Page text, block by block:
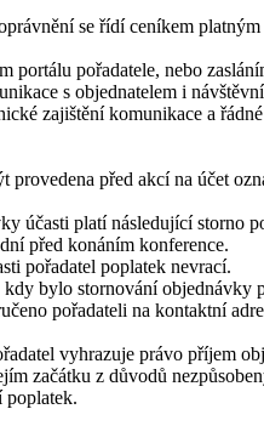
se řídí ceníkem
portálu pořadatele, nebo
s objednatelem i
zajištění komunikace a
provedena před akcí na účet
účasti platí následující storno
před konáním konference.
pořadatel poplatek nevrací.
bylo stornování objednávky
pořadateli na kontaktní
vyhrazuje právo příjem
začátku z důvodů
poplatek.